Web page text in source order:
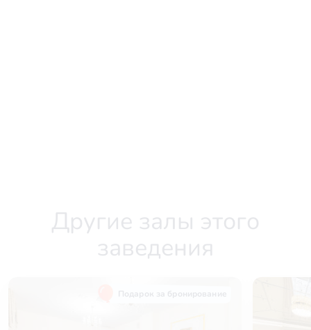
Другие залы этого
заведения